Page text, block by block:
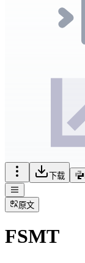
下载
原文
FSMT